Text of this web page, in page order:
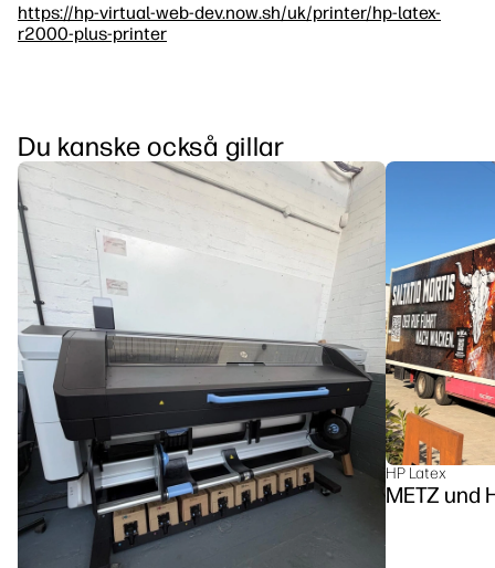
https://hp-virtual-web-dev.now.sh/uk/printer/hp-latex-
r2000-plus-printer
Du kanske också gillar
HP Latex
METZ